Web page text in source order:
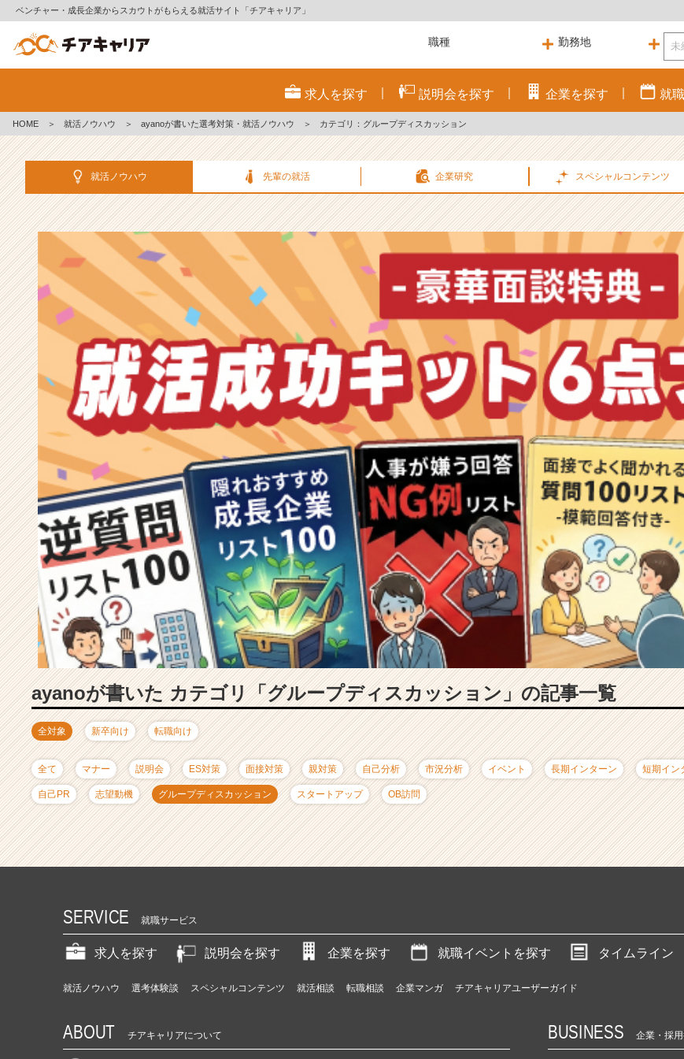
ベンチャー・成長企業からスカウトがもらえる就活サイト「チアキャリア」
策・
就
ノ
ハ
記
事
|
ベ
ン
チ
ー・
成
長
企
業
か
ら
カ
ウ
ト
が
届
く
就
サ
イ
ト
チ
キ
ャ
リ
ア
（C
h
e
r）
求人を探す 説明会を探す 企業を探す 就職
HOME ＞ 就活ノウハウ ＞ ayanoが書いた選考対策・就活ノウハウ ＞ カテゴリ：グループディスカッション
就活ノウハウ 先輩の就活 企業研究 スペシャルコンテンツ
ayanoが書いた カテゴリ「グループディスカッション」の記事一覧
全対象 新卒向け 転職向け
全て マナー 説明会 ES対策 面接対策 親対策 自己分析 市況分析 イベント 長期インターン 短期イン
自己PR 志望動機 グループディスカッション スタートアップ OB訪問
SERVICE 就職サービス
求人を探す 説明会を探す 企業を探す 就職イベントを探す タイムライン
就活ノウハウ 選考体験談 スペシャルコンテンツ 就活相談 転職相談 企業マンガ チアキャリアユーザーガイド
ABOUT チアキャリアについて BUSINESS 企業・採